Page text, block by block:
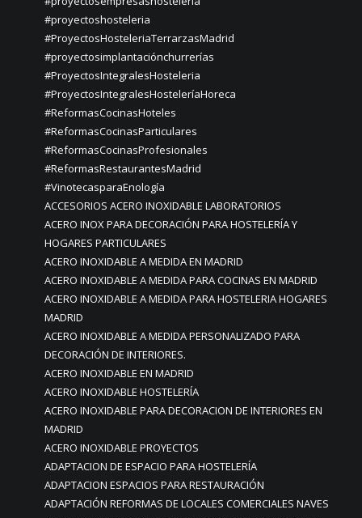
#proyectoshosteleria
#ProyectosHosteleriaTerrarzasMadrid
#proyectosimplantaciónchurrerías
#ProyectosIntegralesHosteleria
#ProyectosIntegralesHosteleríaHoreca
#ReformasCocinasHoteles
#ReformasCocinasParticulares
#ReformasCocinasProfesionales
#ReformasRestaurantesMadrid
#VinotecasparaEnología
ACCESORIOS ACERO INOXIDABLE LABORATORIOS
ACERO INOX PARA DECORACIÓN PARA HOSTELERÍA Y
HOGARES PARTICULARES
ACERO INOXIDABLE A MEDIDA EN MADRID
ACERO INOXIDABLE A MEDIDA PARA COCINAS EN MADRID
ACERO INOXIDABLE A MEDIDA PARA HOSTELERIA HOGARES
MADRID
ACERO INOXIDABLE A MEDIDA PERSONALIZADO PARA
DECORACIÓN DE INTERIORES.
ACERO INOXIDABLE EN MADRID
ACERO INOXIDABLE HOSTELERÍA
ACERO INOXIDABLE PARA DECORACION DE INTERIORES EN
MADRID
ACERO INOXIDABLE PROYECTOS
ADAPTACION DE ESPACIO PARA HOSTELERÍA
ADAPTACION ESPACIOS PARA RESTAURACIÓN
ADAPTACIÓN REFORMAS DE LOCALES COMERCIALES NAVES